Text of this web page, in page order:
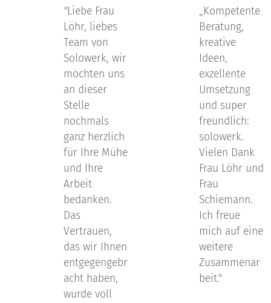
"Liebe Frau
Löhr, liebes
Team von
Solowerk, wir
möchten uns
an dieser
Stelle
nochmals
ganz herzlich
für Ihre Mühe
und Ihre
Arbeit
bedanken.
Das
Vertrauen,
das wir Ihnen
entgegengebr
acht haben,
wurde voll
„Kompetente
Beratung,
kreative
Ideen,
exzellente
Umsetzung
und super
freundlich:
solowerk.
Vielen Dank
Frau Löhr und
Frau
Schiemann.
Ich freue
mich auf eine
weitere
Zusammenar
beit."